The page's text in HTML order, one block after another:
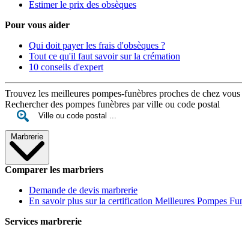
Estimer le prix des obsèques
Pour vous aider
Qui doit payer les frais d'obsèques ?
Tout ce qu'il faut savoir sur la crémation
10 conseils d'expert
Trouvez les meilleures pompes-funèbres proches de chez vous
Rechercher des pompes funèbres par ville ou code postal
Marbrerie
Comparer les marbriers
Demande de devis marbrerie
En savoir plus sur la certification Meilleures Pompes
Services marbrerie